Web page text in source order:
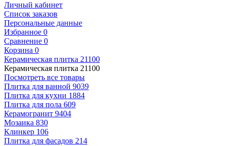
Личный кабинет
Список заказов
Персональные данные
Избранное 0
Сравнение 0
Корзина 0
Керамическая плитка 21100
Керамическая плитка 21100
Посмотреть все товары
Плитка для ванной 9039
Плитка для кухни 1884
Плитка для пола 609
Керамогранит 9404
Мозаика 830
Клинкер 106
Плитка для фасадов 214